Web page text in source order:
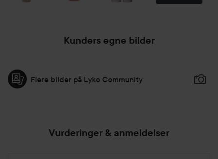
Kunders egne bilder
Flere bilder på Lyko Community
Vurderinger & anmeldelser